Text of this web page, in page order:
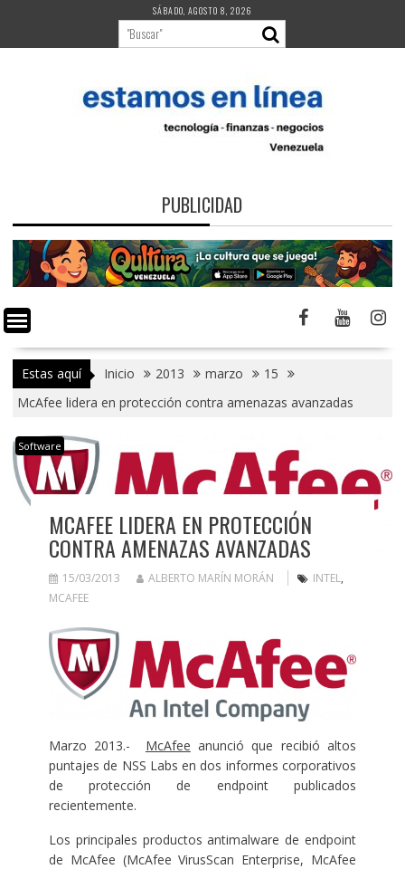
contenido
SÁBADO, AGOSTO 8, 2026
PUBLICIDAD
Estas aquí Inicio 2013 marzo
15
McAfee lidera en protección contra amenazas avanzadas
Software
MCAFEE LIDERA EN PROTECCIÓN
CONTRA AMENAZAS AVANZADAS
15/03/2013 ALBERTO MARÍN MORÁN INTEL,
MCAFEE
Marzo 2013.- McAfee anunció que recibió altos
puntajes de NSS Labs en dos informes corporativos
de protección de endpoint publicados
recientemente.
Los principales productos antimalware de endpoint
de McAfee (McAfee VirusScan Enterprise, McAfee